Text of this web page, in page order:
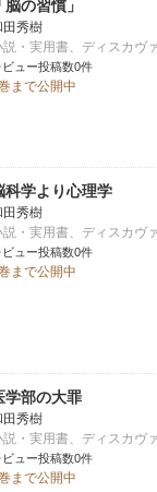
脳の習慣」
田秀樹
説・実用書、ディスカヴ
ビュー投稿数0件
まで公開中
科学より心理学
田秀樹
説・実用書、ディスカヴ
ビュー投稿数0件
まで公開中
学部の大罪
田秀樹
説・実用書、ディスカヴ
ビュー投稿数0件
まで公開中